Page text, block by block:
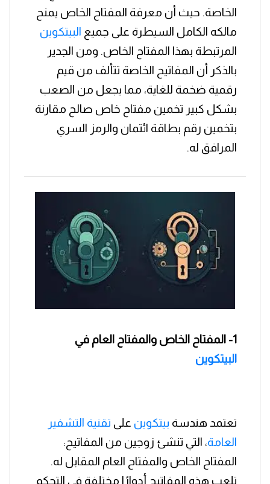
الخاصة. حيث أن معرفة المفتاح الخاص يمنح
مالكه الكامل السيطرة على جميع البيتكوين
المرتبطة بهذا المفتاح الخاص. ومن الجدير
بالذكر أن المفاتيح الخاصة تتألف من قيم
رقمية ضخمة للغاية، مما يجعل من الصعب
بشكل كبير تخمين مفتاح خاص صالح مقارنة
بتخمين رقم بطاقة ائتمان والرمز السري
المرافق له.
1- المفتاح الخاص والمفتاح العام في
البيتكوين
تعتمد هندسة بيتكوين على تقنية التشفير
العامة، التي تنشئ زوجين من المفاتيح:
المفتاح الخاص والمفتاح العام المقابل له.
تلعب هذه المفاتيح أدوارًا مختلفة في التحكم